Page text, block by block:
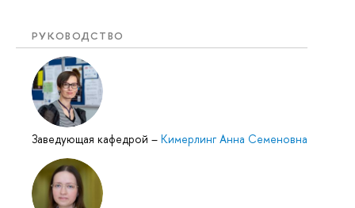
РУКОВОДСТВО
Заведующая кафедрой – Кимерлинг Анна Семеновна